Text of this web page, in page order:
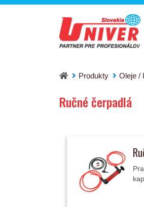
Produkty Oleje /
Ručné čerpadlá